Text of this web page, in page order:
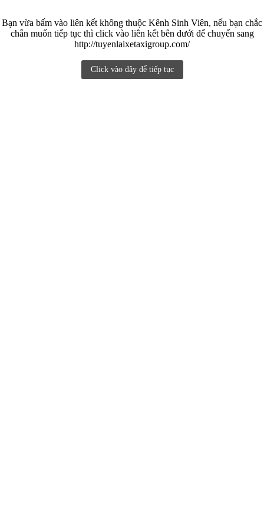
Bạn vừa bấm vào liên kết không thuộc Kênh Sinh Viên, nếu bạn chắc
chắn muốn tiếp tục thì click vào liên kết bên dưới để chuyển sang
http://tuyenlaixetaxigroup.com/
Click vào đây để tiếp tục